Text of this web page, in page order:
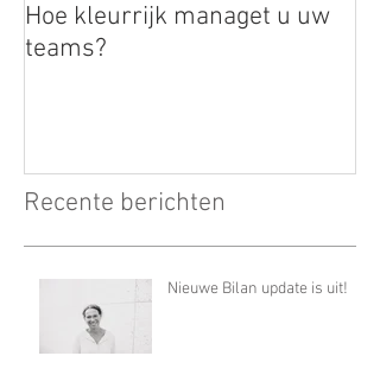
Hoe kleurrijk managet u uw
teams?
Recente berichten
Nieuwe Bilan update is uit!